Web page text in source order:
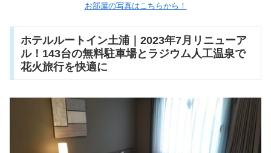
お部屋の写真はこちらから！
ホテルルートイン土浦｜2023年7月リニューア
ル！143台の無料駐車場とラジウム人工温泉で
花火旅行を快適に